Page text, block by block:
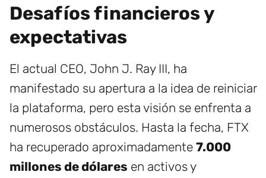
Desafíos financieros y
expectativas
El actual CEO, John J. Ray III, ha
manifestado su apertura a la idea de reiniciar
la plataforma, pero esta visión se enfrenta a
numerosos obstáculos. Hasta la fecha, FTX
ha recuperado aproximadamente 7.000
millones de dólares en activos y